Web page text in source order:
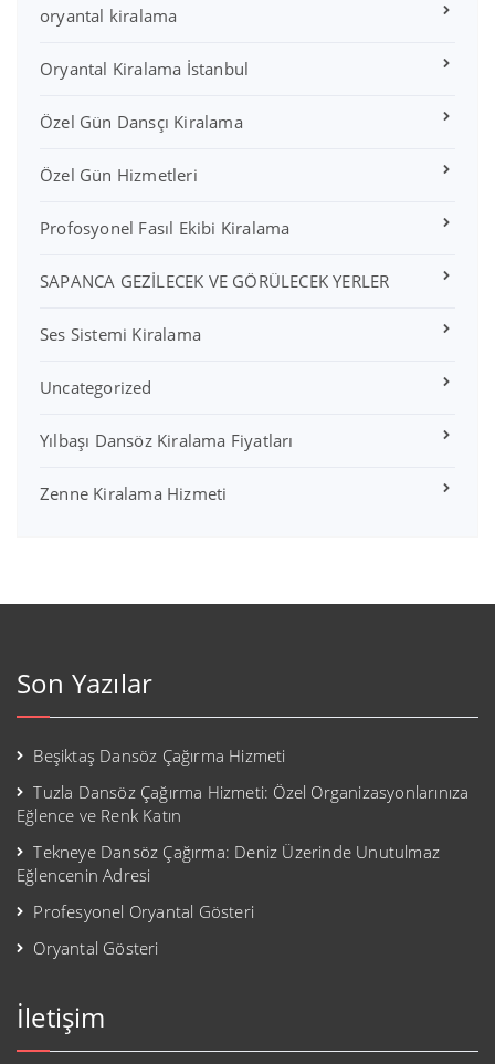
oryantal kiralama
Oryantal Kiralama İstanbul
Özel Gün Dansçı Kiralama
Özel Gün Hizmetleri
Profosyonel Fasıl Ekibi Kiralama
SAPANCA GEZİLECEK VE GÖRÜLECEK YERLER
Ses Sistemi Kiralama
Uncategorized
Yılbaşı Dansöz Kiralama Fiyatları
Zenne Kiralama Hizmeti
Son Yazılar
Beşiktaş Dansöz Çağırma Hizmeti
Tuzla Dansöz Çağırma Hizmeti: Özel Organizasyonlarınıza
Eğlence ve Renk Katın
Tekneye Dansöz Çağırma: Deniz Üzerinde Unutulmaz
Eğlencenin Adresi
Profesyonel Oryantal Gösteri
Oryantal Gösteri
İletişim